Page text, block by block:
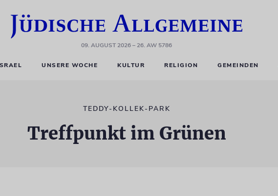
09. AUGUST 2026– 26. AW 5786
UNSERE WOCHE KULTUR RELIGION GEMEINDEN
TEDDY-KOLLEK-PARK
Treffpunkt im Grünen